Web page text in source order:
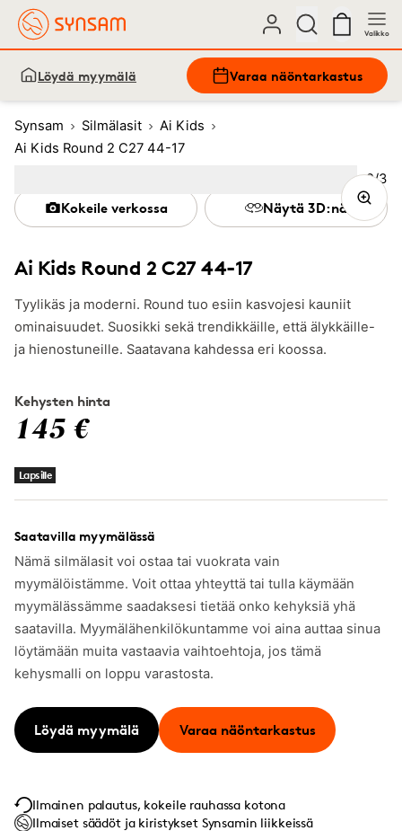
Valikko
Löydä myymälä Varaa näöntarkastus
Synsam Silmälasit
Ai Kids
Ai Kids Round 2 C27 44-17
Ai Kids Round 2 C27 44-17
Tyylikäs ja moderni. Round tuo esiin kasvojesi kauniit
ominaisuudet. Suosikki sekä trendikkäille, että älykkäille-
ja hienostuneille. Saatavana kahdessa eri koossa.
Kehysten hinta
145 €
Lapsille
Saatavilla myymälässä
Nämä silmälasit voi ostaa tai vuokrata vain
myymälöistämme. Voit ottaa yhteyttä tai tulla käymään
myymälässämme saadaksesi tietää onko kehyksiä yhä
saatavilla. Myymälähenkilökuntamme voi aina auttaa sinua
löytämään muita vastaavia vaihtoehtoja, jos tämä
kehysmalli on loppu varastosta.
Löydä myymälä Varaa näöntarkastus
Kokeile verkossa Näytä 3D:nä
Ilmainen palautus, kokeile rauhassa kotona
Ilmaiset säädöt ja kiristykset Synsamin liikkeissä
Kuva
2/3
3